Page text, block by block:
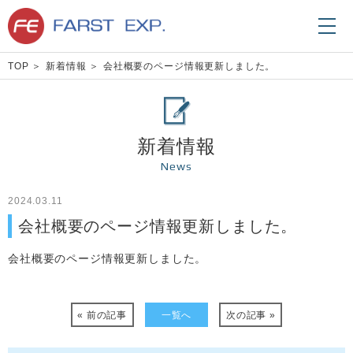
TOP 新着情報 会社概要のページ情報更新しました。
新着情報
News
2024.03.11
会社概要のページ情報更新しました。
会社概要のページ情報更新しました。
« 前の記事 一覧へ 次の記事 »